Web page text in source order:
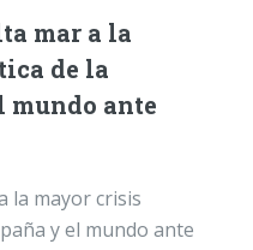
mar a la
de la
mundo ante
la mayor crisis
y el mundo ante